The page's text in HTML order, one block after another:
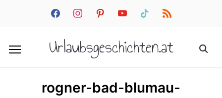
facebookinstagrampinterestyoutube tiktok rss
Urlaubsgeschichten.at
rogner-bad-blumau-